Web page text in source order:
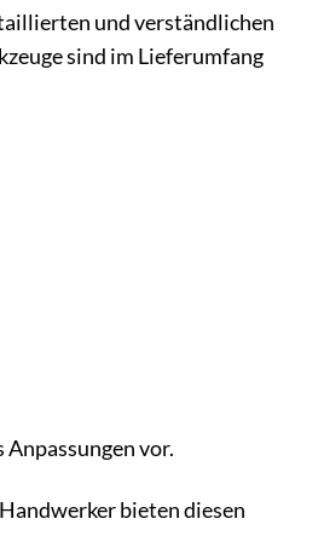
und verständlichen
sind im Lieferumfang
vor.
bieten diesen